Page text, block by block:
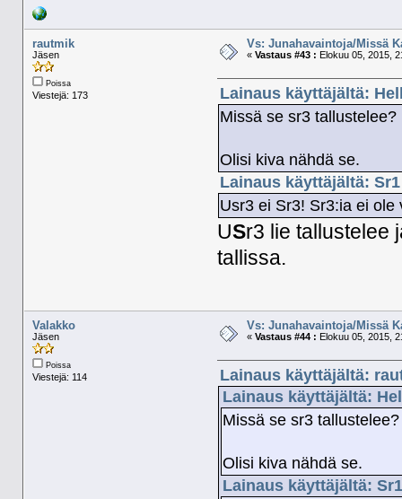
rautmik
Jäsen
Poissa
Viestejä: 173
Vs: Junahavaintoja/Missä
« Vastaus #43 : Elokuu 05, 2015,
Lainaus käyttäjältä:
Missä se sr3 tallustelee?
Olisi kiva nähdä se.
Lainaus käyttäjältä:
Usr3 ei Sr3! Sr3:ia ei ole
USr3 lie tallustelee
tallissa.
Valakko
Jäsen
Poissa
Viestejä: 114
Vs: Junahavaintoja/Missä
« Vastaus #44 : Elokuu 05, 2015,
Lainaus käyttäjältä:
Lainaus käyttäjältä:
Missä se sr3 tallustelee?
Olisi kiva nähdä se.
Lainaus käyttäjältä: